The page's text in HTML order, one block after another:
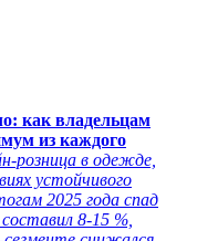
как владельцам
из каждого
розница в одежде,
устойчивого
2025 года спад
8-15 %,